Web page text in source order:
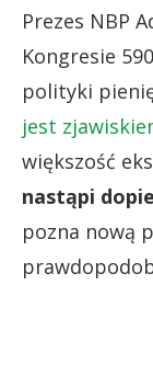
Prezes NBP
Kongresie
polityki
jest
większość
nastąpi
pozna nową